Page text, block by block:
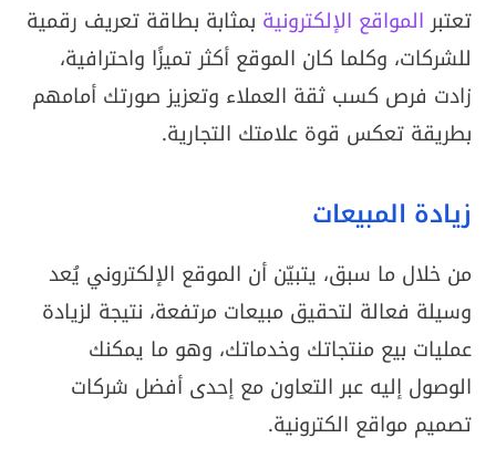
تعتبر المواقع الإلكترونية بمثابة بطاقة تعريف رقمية
للشركات، وكلما كان الموقع أكثر تميزًا واحترافية،
زادت فرص كسب ثقة العملاء وتعزيز صورتك أمامهم
بطريقة تعكس قوة علامتك التجارية.
زيادة المبيعات
من خلال ما سبق، يتبيّن أن الموقع الإلكتروني يُعد
وسيلة فعالة لتحقيق مبيعات مرتفعة، نتيجة لزيادة
عمليات بيع منتجاتك وخدماتك، وهو ما يمكنك
الوصول إليه عبر التعاون مع إحدى أفضل شركات
تصميم مواقع الكترونية.